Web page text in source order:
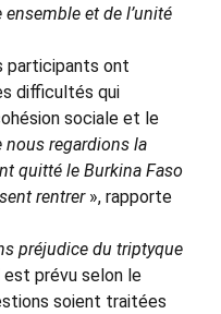
et de l’unité
participants ont
difficultés qui
sociale et le
nous regardions la
quitté le Burkina Faso
rentrer», rapporte
préjudice du triptyque
est prévu selon le
soient traitées